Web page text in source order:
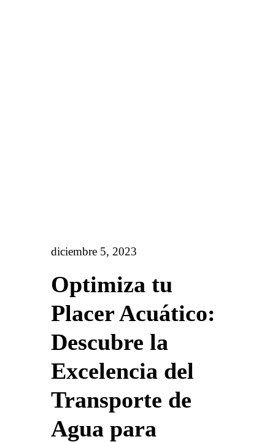
diciembre 5, 2023
Optimiza tu
Placer Acuático:
Descubre la
Excelencia del
Transporte de
Agua para